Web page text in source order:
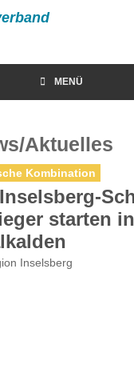
MENÜ
Aktuelles
Kombination
starten in
Inselsberg